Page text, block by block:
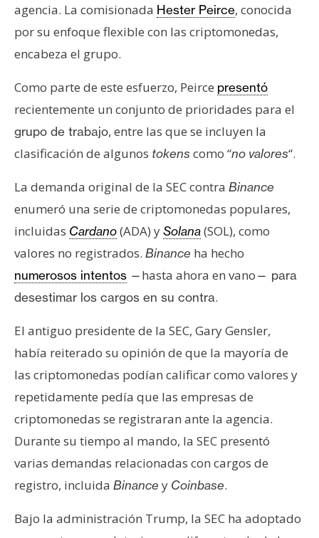
y
P
u
l
i
c
d
d
agencia. La comisionada Hester Peirce, conocida
por su enfoque flexible con las criptomonedas,
encabeza el grupo.
Como parte de este esfuerzo, Peirce presentó
recientemente un conjunto de prioridades para el
grupo de trabajo, entre las que se incluyen la
clasificación de algunos tokens como “no valores“.
La demanda original de la SEC contra Binance
enumeró una serie de criptomonedas populares,
incluidas Cardano(ADA) ySolana(SOL), como
valores no registrados. Binance ha hecho
numerosos intentos —hasta ahora en vano— para
desestimar los cargos en su contra.
El antiguo presidente de la SEC, Gary Gensler,
había reiterado su opinión de que la mayoría de
las criptomonedas podían calificar como valores y
repetidamente pedía que las empresas de
criptomonedas se registraran ante la agencia.
Durante su tiempo al mando, la SEC presentó
varias demandas relacionadas con cargos de
registro, incluida Binance y Coinbase.
Bajo la administración Trump, la SEC ha adoptado